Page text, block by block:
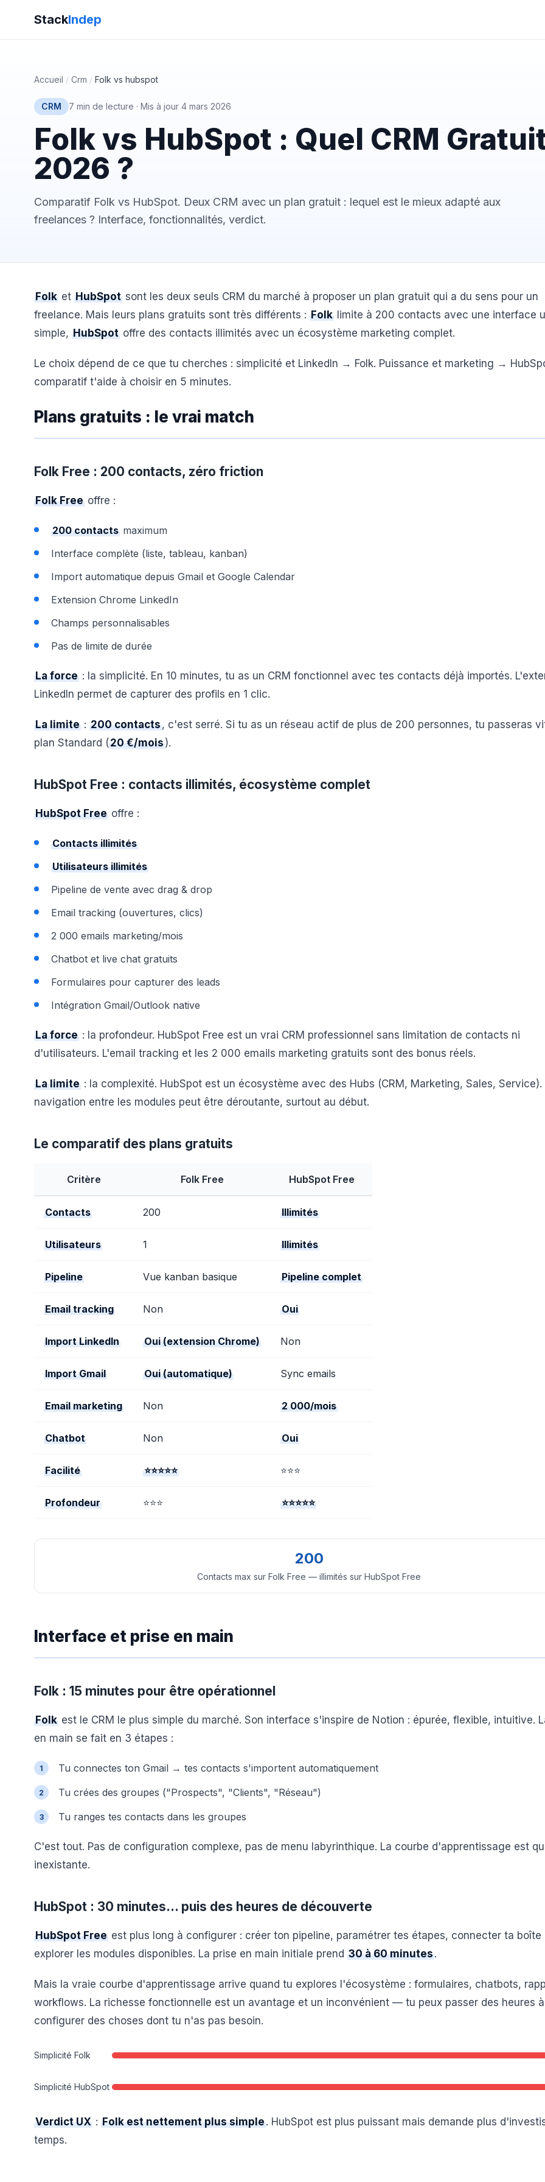
StackIndep
Accueil / Crm / Folk vs hubspot
CRM 7 min de lecture · Mis à jour 4 mars 2026
Folk vs HubSpot : Quel CRM
2026 ?
Comparatif Folk vs HubSpot. Deux CRM avec un plan gratuit : lequel est le mieux adapté aux
freelances ? Interface, fonctionnalités, verdict.
Folk et HubSpot sont les deux seuls CRM du marché à proposer un plan gratuit qui a du sens pour un
freelance. Mais leurs plans gratuits sont très différents : Folk limite à 200 contacts avec une interface
simple, HubSpot offre des contacts illimités avec un écosystème marketing complet.
Le choix dépend de ce que tu cherches : simplicité et LinkedIn → Folk. Puissance et marketing →
comparatif t'aide à choisir en 5 minutes.
Plans gratuits : le vrai match
Folk Free : 200 contacts, zéro friction
Folk Free offre :
200 contacts maximum
Interface complète (liste, tableau, kanban)
Import automatique depuis Gmail et Google Calendar
Extension Chrome LinkedIn
Champs personnalisables
Pas de limite de durée
La force : la simplicité. En 10 minutes, tu as un CRM fonctionnel avec tes contacts déjà importés.
LinkedIn permet de capturer des profils en 1 clic.
La limite : 200 contacts, c'est serré. Si tu as un réseau actif de plus de 200 personnes, tu passeras
plan Standard (20 €/mois).
HubSpot Free : contacts illimités, écosystème complet
HubSpot Free offre :
Contacts illimités
Utilisateurs illimités
Pipeline de vente avec drag & drop
Email tracking (ouvertures, clics)
2 000 emails marketing/mois
Chatbot et live chat gratuits
Formulaires pour capturer des leads
Intégration Gmail/Outlook native
La force : la profondeur. HubSpot Free est un vrai CRM professionnel sans limitation de contacts ni
d'utilisateurs. L'email tracking et les 2 000 emails marketing gratuits sont des bonus réels.
La limite : la complexité. HubSpot est un écosystème avec des Hubs (CRM, Marketing, Sales, Service).
navigation entre les modules peut être déroutante, surtout au début.
Le comparatif des plans gratuits
Critère Folk Free HubSpot Free
Contacts 200 Illimités
Utilisateurs 1 Illimités
Pipeline Vue kanban basique Pipeline complet
Email tracking Non Oui
Import LinkedIn Oui (extension Chrome) Non
Import Gmail Oui (automatique) Sync emails
Email marketing Non 2 000/mois
Chatbot Non Oui
Facilité ⭐⭐⭐⭐⭐ ⭐⭐⭐
Profondeur ⭐⭐⭐ ⭐⭐⭐⭐⭐
200
Contacts max sur Folk Free — illimités sur HubSpot Free
Interface et prise en main
Folk : 15 minutes pour être opérationnel
Folk est le CRM le plus simple du marché. Son interface s'inspire de Notion : épurée, flexible, intuitive.
en main se fait en 3 étapes :
Tu connectes ton Gmail → tes contacts s'importent automatiquement
Tu crées des groupes ("Prospects", "Clients", "Réseau")
Tu ranges tes contacts dans les groupes
C'est tout. Pas de configuration complexe, pas de menu labyrinthique. La courbe d'apprentissage est
inexistante.
HubSpot : 30 minutes... puis des heures de découverte
HubSpot Free est plus long à configurer : créer ton pipeline, paramétrer tes étapes, connecter ta boîte
explorer les modules disponibles. La prise en main initiale prend 30 à 60 minutes.
Mais la vraie courbe d'apprentissage arrive quand tu explores l'écosystème : formulaires, chatbots,
workflows. La richesse fonctionnelle est un avantage et un inconvénient — tu peux passer des heures à
configurer des choses dont tu n'as pas besoin.
Simplicité Folk
Simplicité HubSpot
Verdict UX : Folk est nettement plus simple. HubSpot est plus puissant mais demande plus
temps.